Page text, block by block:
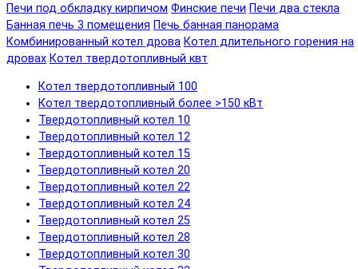
Печи под обкладку кирпичом Финские печи Печи два стекла
Банная печь 3 помещения Печь банная панорама
Комбинированный котел дрова Котел длительного горения на
дровах Котел твердотопливный квт
Котел твердотопливный 100
Котел твердотопливный более >150 кВт
Твердотопливный котел 10
Твердотопливный котел 12
Твердотопливный котел 15
Твердотопливный котел 20
Твердотопливный котел 22
Твердотопливный котел 24
Твердотопливный котел 25
Твердотопливный котел 28
Твердотопливный котел 30